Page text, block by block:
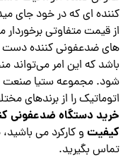
کننده ای که در خود جای
از قیمت متفاوتی
های ضدعفونی کننده دست
باشد که این امر می‌تواند
شود. مجموعه ستیا صنعت
اتوماتیک را از برندهای
خرید دستگاه ضدعفونی
کیفیت و کارکرد می
تماس بگیرید.